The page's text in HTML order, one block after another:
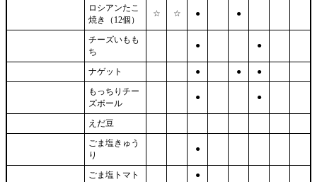
ロシアンたこ
焼き（12個）
☆ ☆ ● ●
チーズいもも
ち
● ●
ナゲット ● ●
●
もっちりチー
ズボール
● ●
えだ豆
ごま塩きゅう
り
●
ごま塩トマト
●